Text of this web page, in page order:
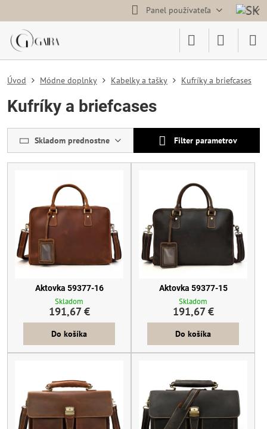
Panel používateľa
Úvod Módne doplnky Kabelky a tašky Kufríky a briefcases
Kufríky a briefcases
Skladom prednostne Filter parametrov
Aktovka 59377-16
Skladom
191,67 €
Do košíka
Aktovka 59377-15
Skladom
191,67 €
Do košíka